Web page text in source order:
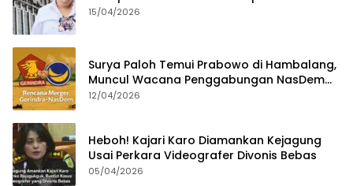
15/04/2026
Surya Paloh Temui Prabowo di Hambalang,
Muncul Wacana Penggabungan NasDem
dan Gerindra
12/04/2026
Heboh! Kajari Karo Diamankan Kejagung
Usai Perkara Videografer Divonis Bebas
05/04/2026